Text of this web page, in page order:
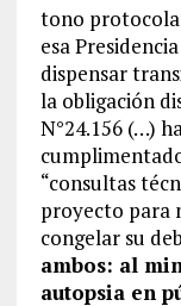
tono
esa
dispensar
la obligación
N°24.156 (…)
“consultas
proyecto para
congelar su
ambos: al
autopsia en